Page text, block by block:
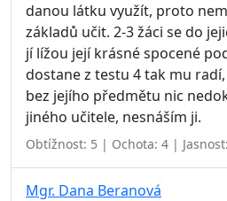
danou látku využít, proto
základů učit. 2-3 žáci se do
jí lížou její krásné spocené
dostane z testu 4 tak mu
bez jejího předmětu nic
jiného učitele, nesnáším ji.
Obtížnost: 5 | Ochota: 4 |
Mgr. Dana Beranová